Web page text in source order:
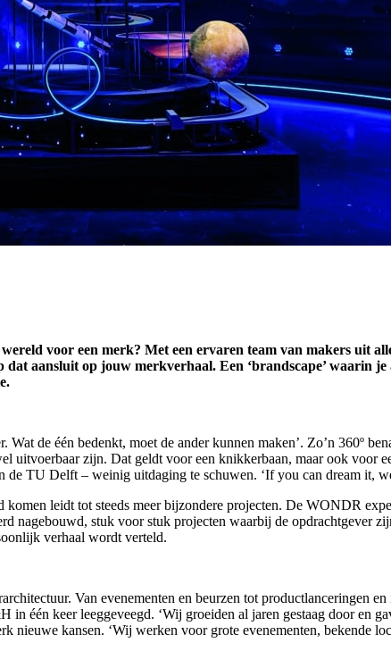
voor een merk? Met een ervaren team van makers uit
aansluit op jouw merkverhaal. Een ‘brandscape’ waarin
de één bedenkt, moet de ander kunnen maken’. Zo’n 360º
uitvoerbaar zijn. Dat geldt voor een knikkerbaan, maar ook voor
TU Delft – weinig uitdaging te schuwen. ‘If you can dream it,
leidt tot steeds meer bijzondere projecten. De WONDR
nagebouwd, stuk voor stuk projecten waarbij de
verhaal wordt verteld.
Van evenementen en beurzen tot productlanceringen
één keer leeggeveegd. ‘Wij groeiden al jaren gestaag door en
nieuwe kansen. ‘Wij werken voor grote evenementen, bekende